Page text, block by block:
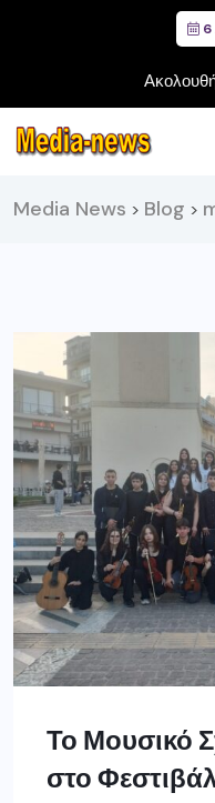
6
Media News > Blog >
Το Μουσικό
στο